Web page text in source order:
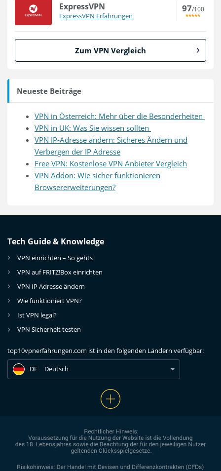
ExpressVPN
ExpressVPN Erfahrungen
97/100
Zum VPN Vergleich
Neueste Beiträge
VPN in Österreich: Mehr über die Besonderheiten
VPN in UK: Was Sie wissen sollten
VPN IP-Adresse ändern: Sicheres Ändern und
Verbergen der IP Adresse
Free VPN: Kostenlose VPN Anbieter Vergleich
VPN Addon: Wie sicher funktionieren
Browsererweiterungen?
Tech Guide & Knowledge
VPN einrichten – So gehts
VPN auf FRITZ!Box einrichten
VPN IP Adresse ändern
Wie funktioniert VPN?
Ist VPN legal?
VPN Sicherheit testen
top10vpnerfahrungen.com ist in den folgenden Ländern verfügbar:
DE
DE Deutsch